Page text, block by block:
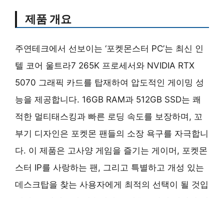
제품 개요
주연테크에서 선보이는 ‘포켓몬스터 PC’는 최신 인
텔 코어 울트라7 265K 프로세서와 NVIDIA RTX
5070 그래픽 카드를 탑재하여 압도적인 게이밍 성
능을 제공합니다. 16GB RAM과 512GB SSD는 쾌
적한 멀티태스킹과 빠른 로딩 속도를 보장하며, 꼬
부기 디자인은 포켓몬 팬들의 소장 욕구를 자극합니
다. 이 제품은 고사양 게임을 즐기는 게이머, 포켓몬
스터 IP를 사랑하는 팬, 그리고 특별하고 개성 있는
데스크탑을 찾는 사용자에게 최적의 선택이 될 것입